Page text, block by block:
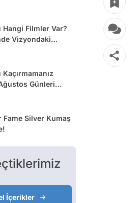
Filmler Var?
Vizyondaki
Günleri
Fame Silver Kumaş
İçerikler